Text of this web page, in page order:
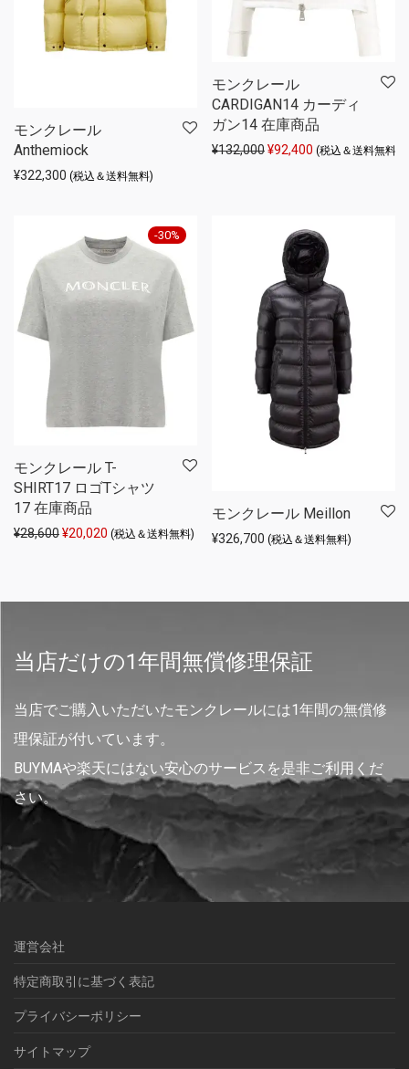
モンクレール
Anthemiock
¥322,300 (税込＆送料無料)
モンクレール
CARDIGAN14 カーディ
ガン14 在庫商品
¥132,000元の価格は ¥132,000 で
¥92,400 現在の価格は
(税込＆送料無料)
-30%
モンクレール T-
SHIRT17 ロゴTシャツ
17 在庫商品
¥28,600元の価格は ¥28,600 でした。
¥20,020 現在の価格は ¥20,020 です。
(税込＆送料無料)
モンクレール Meillon
¥326,700 (税込＆送料無料)
当店だけの1年間無償修理保証
当店でご購入いただいたモンクレールには1年間の無償修
理保証が付いています。
BUYMAや楽天にはない安心のサービスを是非ご利用くだ
さい。
運営会社
特定商取引に基づく表記
プライバシーポリシー
サイトマップ